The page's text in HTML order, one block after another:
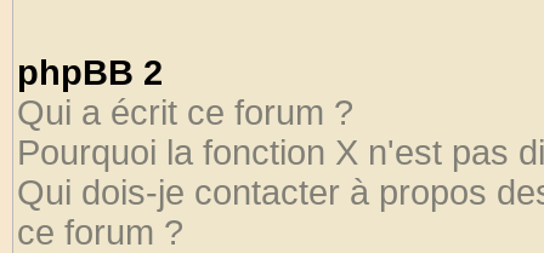
phpBB 2
Qui a écrit ce forum ?
Pourquoi la fonction X n'est pas
Qui dois-je contacter à propos
ce forum ?